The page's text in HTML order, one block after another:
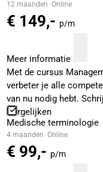
12 maanden Online
€ 149,- p/m
Meer informatie
Met de cursus
verbeter je alle
van nu nodig hebt.
Vergelijken
Medische terminologie
4 maanden Online
€ 99,- p/m